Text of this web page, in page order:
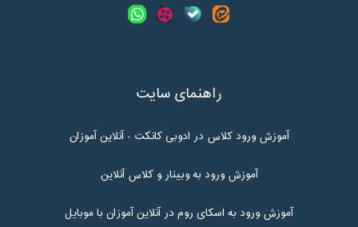
راهنمای سایت
آموزش ورود کلاس در ادوبی کانکت - آنلاین آموزان
آموزش ورود به وبینار و کلاس آنلاین
آموزش ورود به اسکای روم در آنلاین آموزان با موبایل